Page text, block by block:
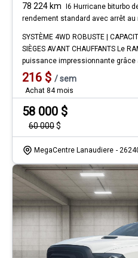
78 224 km I6 Hurricane biturbo
rendement standard avec arrêt au
SYSTÈME 4WD ROBUSTE |
SIÈGES AVANT CHAUFFANTS Le
puissance impressionnante grâce
216 $ /sem
Achat 84 mois
58 000 $
60 000$
MegaCentre Lanaudiere -